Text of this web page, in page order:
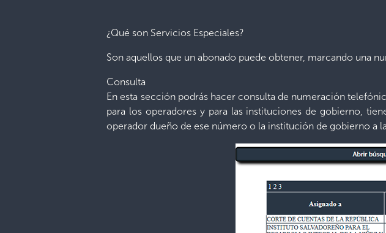
¿Qué son Servicios Especiales?
Son aquellos que un abonado puede obtener, marcando una
Consulta
En esta sección podrás hacer consulta de numeración
para los operadores y para las instituciones de gobierno,
operador dueño de ese número o la institución de gobierno a